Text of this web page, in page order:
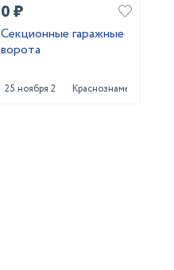
0 ₽
Секционные гаражные
ворота
25 ноября 2020 Краснознаменск